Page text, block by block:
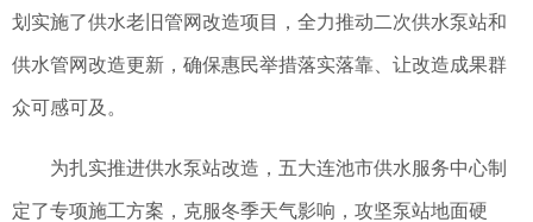
划实施了供水老旧管网改造项目，全力推动二次供水泵站和
供水管网改造更新，确保惠民举措落实落靠、让改造成果群
众可感可及。
为扎实推进供水泵站改造，五大连池市供水服务中心制
定了专项施工方案，克服冬季天气影响，攻坚泵站地面硬